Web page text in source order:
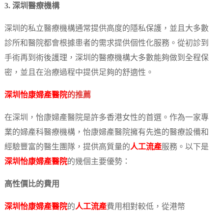
3. 深圳醫療機構
深圳的私立醫療機構通常提供高度的隱私保護，並且大多數
診所和醫院都會根據患者的需求提供個性化服務。從初診到
手術再到術後護理，深圳的醫療機構大多數能夠做到全程保
密，並且在治療過程中提供足夠的舒適性。
深圳怡康婦產醫院的推薦
在深圳，怡康婦產醫院是許多香港女性的首選。作為一家專
業的婦產科醫療機構，怡康婦產醫院擁有先進的醫療設備和
經驗豐富的醫生團隊，提供高質量的人工流產服務。以下是
深圳怡康婦產醫院的幾個主要優勢：
高性價比的費用
深圳怡康婦產醫院的人工流產費用相對較低，從港幣